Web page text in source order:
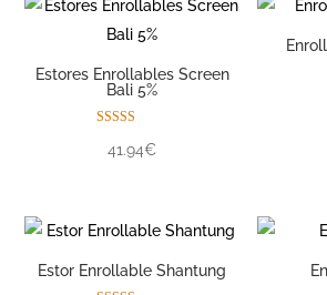
Estores Enrollables Screen
Bali 5%
5.00
de 5
41.94€
Estor Enrollable Shantung